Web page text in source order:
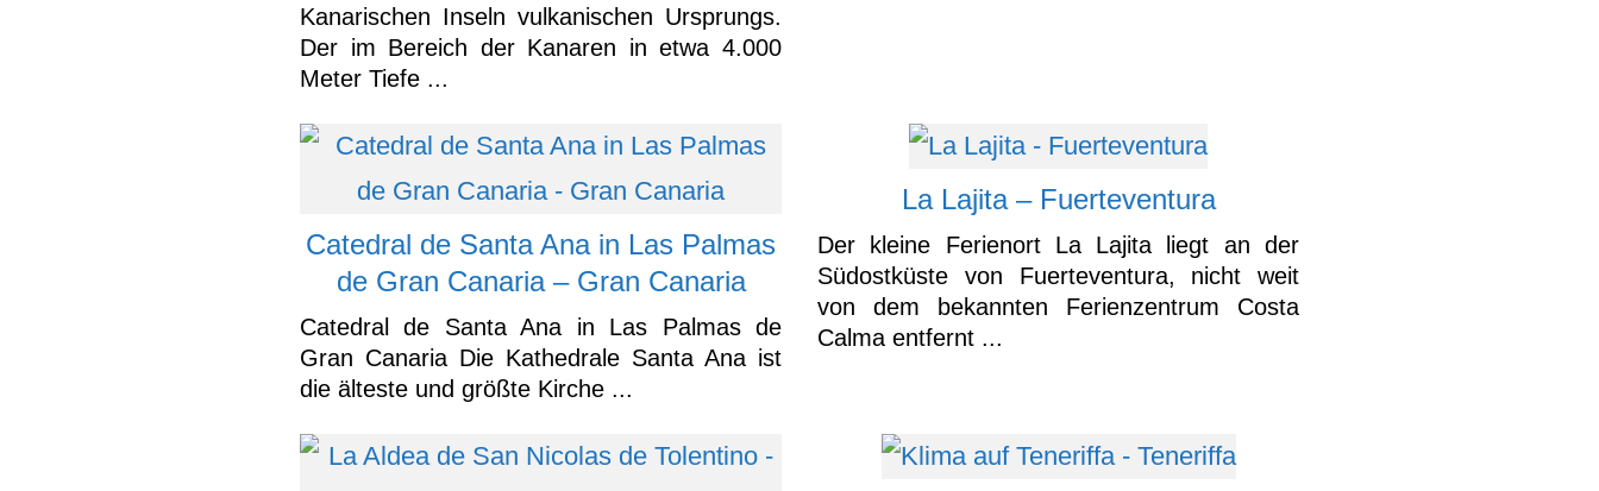
Kanarischen Inseln vulkanischen Ursprungs.
Der im Bereich der Kanaren in etwa 4.000
Meter Tiefe ...
Catedral de Santa Ana in Las Palmas
de Gran Canaria – Gran Canaria
Catedral de Santa Ana in Las Palmas de
Gran Canaria Die Kathedrale Santa Ana ist
die älteste und größte Kirche ...
La Lajita – Fuerteventura
Der kleine Ferienort La Lajita liegt an der
Südostküste von Fuerteventura, nicht weit
von dem bekannten Ferienzentrum Costa
Calma entfernt ...